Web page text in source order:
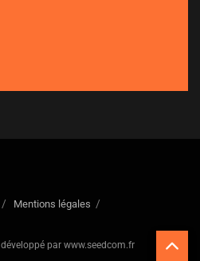
Mentions légales
par www.seedcom.fr